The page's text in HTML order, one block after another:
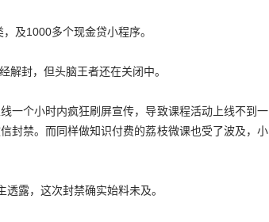
及1000多个现金贷小程序。
解封，但头脑王者还在关闭中。
一个小时内疯狂刷屏宣传，导致课程活动上线不到一
封禁。而同样做知识付费的荔枝微课也受了波及，小
露，这次封禁确实始料未及。